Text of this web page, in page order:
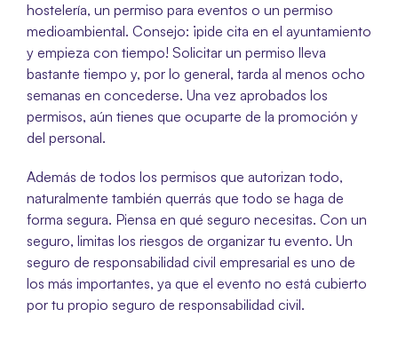
hostelería, un permiso para eventos o un permiso
medioambiental. Consejo: ¡pide cita en el ayuntamiento
y empieza con tiempo! Solicitar un permiso lleva
bastante tiempo y, por lo general, tarda al menos ocho
semanas en concederse. Una vez aprobados los
permisos, aún tienes que ocuparte de la promoción y
del personal.
Además de todos los permisos que autorizan todo,
naturalmente también querrás que todo se haga de
forma segura. Piensa en qué seguro necesitas. Con un
seguro, limitas los riesgos de organizar tu evento. Un
seguro de responsabilidad civil empresarial es uno de
los más importantes, ya que el evento no está cubierto
por tu propio seguro de responsabilidad civil.